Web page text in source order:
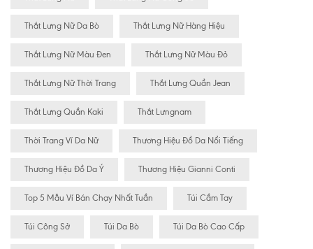
Thắt Lưng Nữ Da Bò Thắt Lưng Nữ Hàng Hiệu
Thắt Lưng Nữ Màu Đen Thắt Lưng Nữ Màu Đỏ
Thắt Lưng Nữ Thời Trang Thắt Lưng Quần Jean
Thắt Lưng Quần Kaki Thắt Lưngnam
Thời Trang Ví Da Nữ Thương Hiệu Đồ Da Nổi Tiếng
Thương Hiệu Đồ Da Ý Thương Hiệu Gianni Conti
Top 5 Mẫu Ví Bán Chạy Nhất Tuần Túi Cầm Tay
Túi Công Sở Túi Da Bò Túi Da Bò Cao Cấp